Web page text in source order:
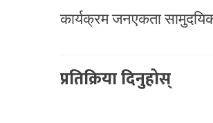
कार्यक्रम जनएकता
प्रतिक्रिया दिनुहोस्